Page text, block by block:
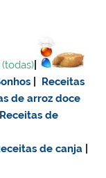
(todas)
Receitas
dearroz doce
Receitas de
de canja